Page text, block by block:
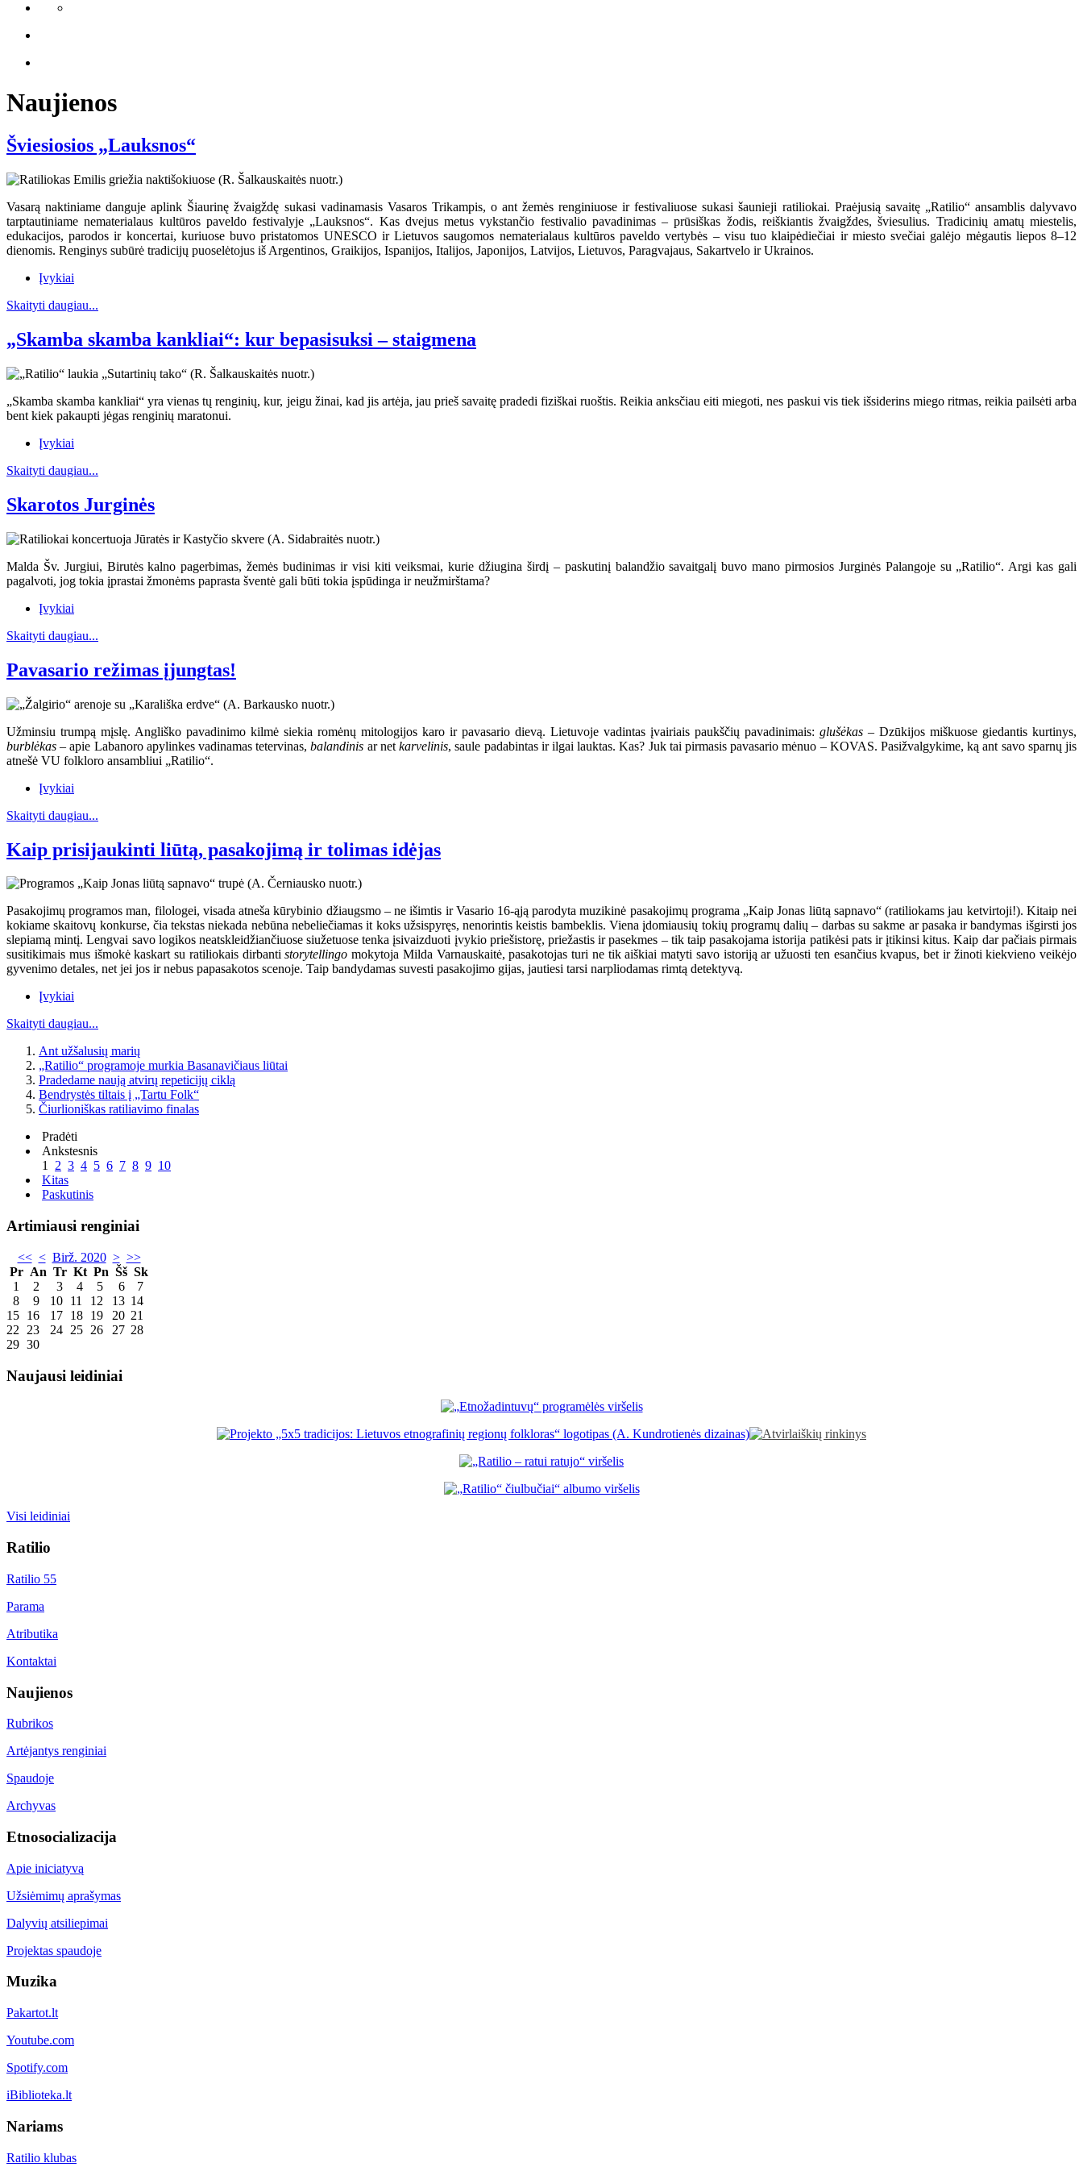
Naujienos
Šviesiosios „Lauksnos“
Vasarą naktiniame danguje aplink Šiaurinę žvaigždę sukasi vadinamasis Vasaros Trikampis, o ant žemės renginiuose ir festivaliuose sukasi šaunieji ratiliokai. Praėjusią savaitę „Ratilio“ ansamblis dalyvavo
tarptautiniame nematerialaus kultūros paveldo festivalyje „Lauksnos“. Kas dvejus metus vykstančio festivalio pavadinimas – prūsiškas žodis, reiškiantis žvaigždes, šviesulius. Tradicinių amatų miestelis,
edukacijos, parodos ir koncertai, kuriuose buvo pristatomos UNESCO ir Lietuvos saugomos nematerialaus kultūros paveldo vertybės – visu tuo klaipėdiečiai ir miesto svečiai galėjo mėgautis liepos 8–12
dienomis. Renginys subūrė tradicijų puoselėtojus iš Argentinos, Graikijos, Ispanijos, Italijos, Japonijos, Latvijos, Lietuvos, Paragvajaus, Sakartvelo ir Ukrainos.
Įvykiai
Skaityti daugiau...
„Skamba skamba kankliai“: kur bepasisuksi – staigmena
„Skamba skamba kankliai“ yra vienas tų renginių, kur, jeigu žinai, kad jis artėja, jau prieš savaitę pradedi fiziškai ruoštis. Reikia anksčiau eiti miegoti, nes paskui vis tiek išsiderins miego ritmas, reikia pailsėti arba
bent kiek pakaupti jėgas renginių maratonui.
Įvykiai
Skaityti daugiau...
Skarotos Jurginės
Malda Šv. Jurgiui, Birutės kalno pagerbimas, žemės budinimas ir visi kiti veiksmai, kurie džiugina širdį – paskutinį balandžio savaitgalį buvo mano pirmosios Jurginės Palangoje su „Ratilio“. Argi kas gali
pagalvoti, jog tokia įprastai žmonėms paprasta šventė gali būti tokia įspūdinga ir neužmirštama?
Įvykiai
Skaityti daugiau...
Pavasario režimas įjungtas!
Užminsiu trumpą mįslę. Angliško pavadinimo kilmė siekia romėnų mitologijos karo ir pavasario dievą. Lietuvoje vadintas įvairiais paukščių pavadinimais: glušėkas – Dzūkijos miškuose giedantis kurtinys,
burblėkas– apie Labanoro apylinkes vadinamas tetervinas,balandinis ar netkarvelinis, saule padabintas ir ilgai lauktas. Kas? Juk tai pirmasis pavasario mėnuo – KOVAS. Pasižvalgykime, ką ant savo sparnų jis
atnešė VU folkloro ansambliui „Ratilio“.
Įvykiai
Skaityti daugiau...
Kaip prisijaukinti liūtą, pasakojimą ir tolimas idėjas
Pasakojimų programos man, filologei, visada atneša kūrybinio džiaugsmo – ne išimtis ir Vasario 16-ąją parodyta muzikinė pasakojimų programa „Kaip Jonas liūtą sapnavo“ (ratiliokams jau ketvirtoji!). Kitaip nei
kokiame skaitovų konkurse, čia tekstas niekada nebūna nebeliečiamas it koks užsispyręs, nenorintis keistis bambeklis. Viena įdomiausių tokių programų dalių – darbas su sakme ar pasaka ir bandymas išgirsti jos
slepiamą mintį. Lengvai savo logikos neatskleidžiančiuose siužetuose tenka įsivaizduoti įvykio priešistorę, priežastis ir pasekmes – tik taip pasakojama istorija patikėsi pats ir įtikinsi kitus. Kaip dar pačiais pirmais
susitikimais mus išmokė kaskart su ratiliokais dirbantistorytellingo mokytoja Milda Varnauskaitė, pasakotojas turi ne tik aiškiai matyti savo istoriją ar užuosti ten esančius kvapus, bet ir žinoti kiekvieno veikėjo
gyvenimo detales, net jei jos ir nebus papasakotos scenoje. Taip bandydamas suvesti pasakojimo gijas, jautiesi tarsi narpliodamas rimtą detektyvą.
Įvykiai
Skaityti daugiau...
Ant užšalusių marių
„Ratilio“ programoje murkia Basanavičiaus liūtai
Pradedame naują atvirų repeticijų ciklą
Bendrystės tiltais į „Tartu Folk“
Čiurlioniškas ratiliavimo finalas
Pradėti
Ankstesnis
1 2 3 4 5 6 7 8 9 10
Kitas
Paskutinis
Artimiausi renginiai
<< < Birž. 2020 > >>
Pr An Tr Kt Pn Šš Sk
1
2 3 4 5 6
7
8
9 10 11 12 13 14
15 16 17 18 19 20 21
22
23 24 25 26 27 28
29 30
Naujausi leidiniai
Visi leidiniai
Ratilio
Ratilio 55
Parama
Atributika
Kontaktai
Naujienos
Rubrikos
Artėjantys renginiai
Spaudoje
Archyvas
Etnosocializacija
Apie iniciatyvą
Užsiėmimų aprašymas
Dalyvių atsiliepimai
Projektas spaudoje
Muzika
Pakartot.lt
Youtube.com
Spotify.com
iBiblioteka.lt
Nariams
Ratilio klubas